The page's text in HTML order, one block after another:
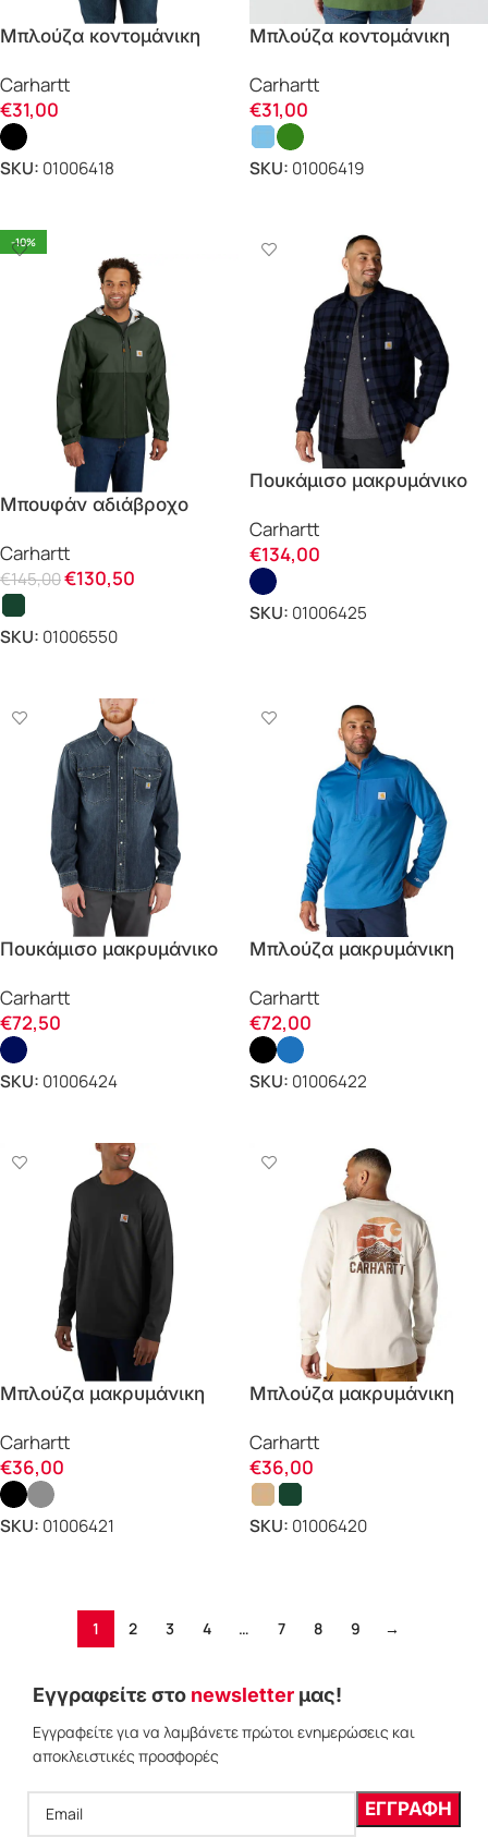
Μπλούζα κοντομάνικη
LIGHTWEIGHT 107063
Carhartt
Carhartt
€31,00
SKU: 01006418
Μπλούζα κοντομάνικη
107269 Carhartt
Carhartt
€31,00
SKU: 01006419
-10%
Μπουφάν αδιάβροχο
CARHARTT
Carhartt
€145,00€130,50
SKU: 01006550
Πουκάμισο μακρυμάνικο
Carhartt
Carhartt
€134,00
SKU: 01006425
Πουκάμισο μακρυμάνικο
106429 Carhartt
Carhartt
€72,50
SKU: 01006424
Μπλούζα μακρυμάνικη
MOCK NECK 106423
Carhartt
Carhartt
€72,00
SKU: 01006422
Μπλούζα μακρυμάνικη
106656 Carhartt
Carhartt
€36,00
SKU: 01006421
Μπλούζα μακρυμάνικη
Carhartt
Carhartt
€36,00
SKU: 01006420
1 2 3 4 … 7 8 9 →
Εγγραφείτε στο newsletter μας!
Εγγραφείτε για να λαμβάνετε πρώτοι ενημερώσεις και
αποκλειστικές προσφορές